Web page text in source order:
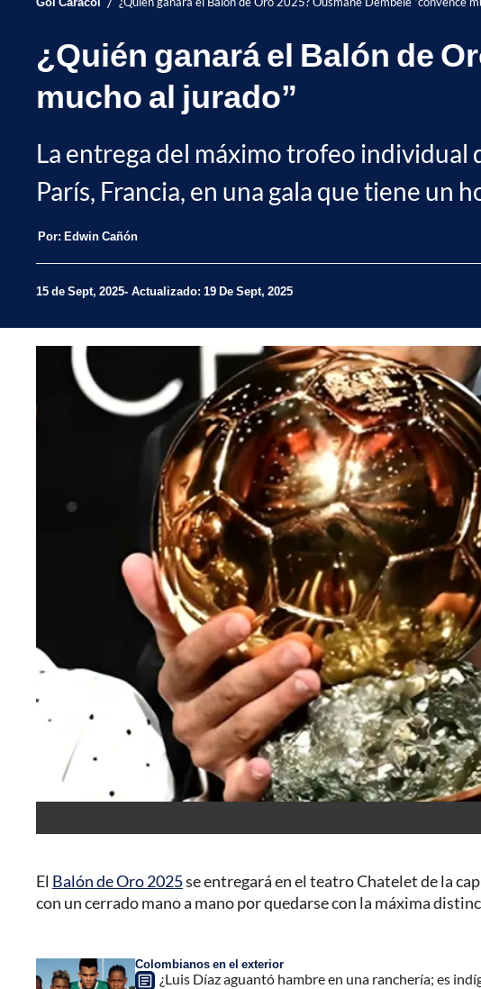
¿Quién ganará el Balón de
mucho al jurado”
La entrega del máximo trofeo individual
París, Francia, en una gala que tiene un
Por: Edwin Cañón
15 de Sept, 2025 Actualizado: 19 De Sept, 2025
El Balón de Oro 2025se entregará en el teatro Chatelet de la
con un cerrado mano a mano por quedarse con la máxima
Colombianos en el exterior
¿Luis Díaz aguantó hambre en una ranchería; es